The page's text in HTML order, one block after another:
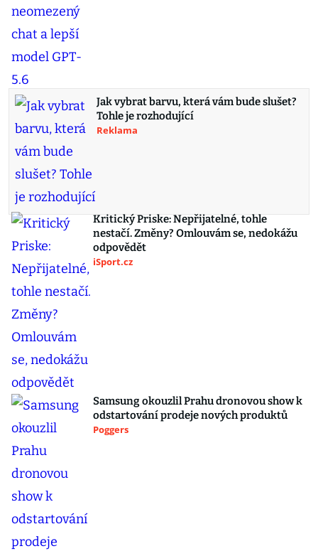
Jak vybrat barvu, která vám bude slušet?
Tohle je rozhodující
Reklama
Kritický Priske: Nepřijatelné, tohle
nestačí. Změny? Omlouvám se, nedokážu
odpovědět
iSport.cz
Samsung okouzlil Prahu dronovou show k
odstartování prodeje nových produktů
Poggers